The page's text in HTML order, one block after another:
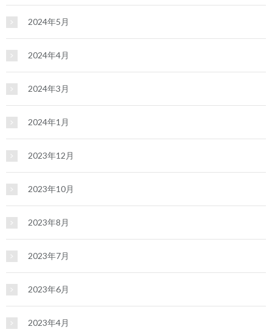
2024年5月
2024年4月
2024年3月
2024年1月
2023年12月
2023年10月
2023年8月
2023年7月
2023年6月
2023年4月